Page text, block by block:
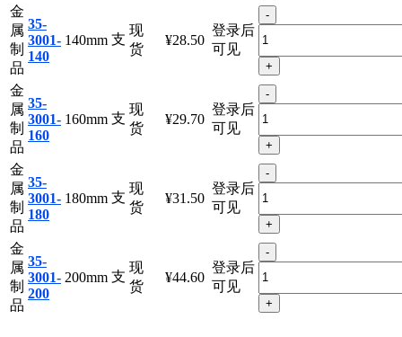
金
属
制
品
35-
3001-
140
140mm 支
现
货
¥28.50
登录后
可见
-
+
金
属
制
品
35-
3001-
160
160mm 支
现
货
¥29.70
登录后
可见
-
+
金
属
制
品
35-
3001-
180
180mm 支
现
货
¥31.50
登录后
可见
-
+
金
属
制
品
35-
3001-
200
200mm 支
现
货
¥44.60
登录后
可见
-
+